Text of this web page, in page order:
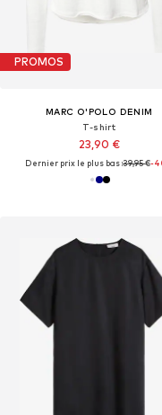
PROMOS
MARC O'POLO DENIM
T-shirt
23,90 €
Dernier prix le plus bas :39,95 €-